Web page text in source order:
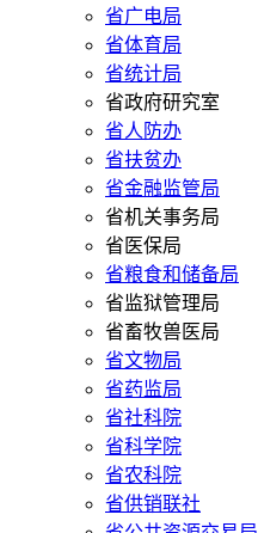
省广电局
省体育局
省统计局
省政府研究室
省人防办
省扶贫办
省金融监管局
省机关事务局
省医保局
省粮食和储备局
省监狱管理局
省畜牧兽医局
省文物局
省药监局
省社科院
省科学院
省农科院
省供销联社